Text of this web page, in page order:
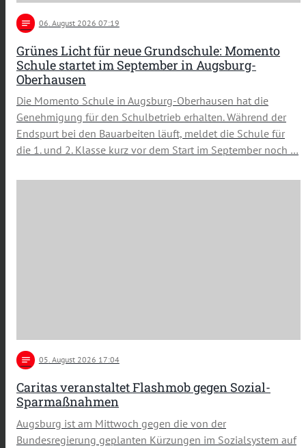
notes 06 . August 2026 07:19
Grünes Licht für neue Grundschule: Momento
Schule startet im September in Augsburg-
Oberhausen
Die Momento Schule in Augsburg-Oberhausen hat die
Genehmigung für den Schulbetrieb erhalten. Während der
Endspurt bei den Bauarbeiten läuft, meldet die Schule für
die 1. und 2. Klasse kurz vor dem Start im September noch …
notes 05. August 2026 17:04
Caritas veranstaltet Flashmob gegen Sozial-
Sparmaßnahmen
Augsburg ist am Mittwoch gegen die von der
Bundesregierung geplanten Kürzungen im Sozialsystem auf